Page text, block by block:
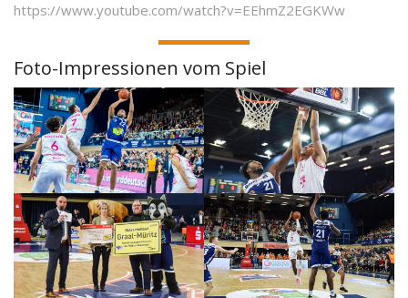
https://www.youtube.com/watch?v=EEhmZ2EGKWw
Foto-Impressionen vom Spiel